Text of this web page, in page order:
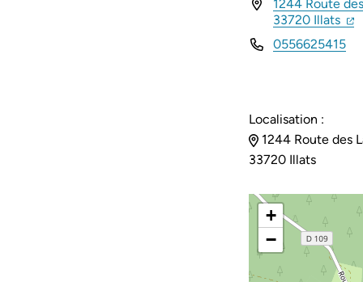
INFOS UTILES
1244 Route
33720 Illats
0556625415
Localisation :
1244 Route des
33720 Illats
+
−